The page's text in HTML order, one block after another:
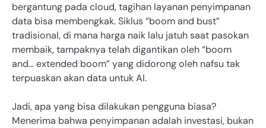
bergantung pada cloud, tagihan layanan penyimpanan
data bisa membengkak. Siklus “boom and bust”
tradisional, di mana harga naik lalu jatuh saat pasokan
membaik, tampaknya telah digantikan oleh “boom
and… extended boom” yang didorong oleh nafsu tak
terpuaskan akan data untuk AI.
Jadi, apa yang bisa dilakukan pengguna biasa?
Menerima bahwa penyimpanan adalah investasi, bukan